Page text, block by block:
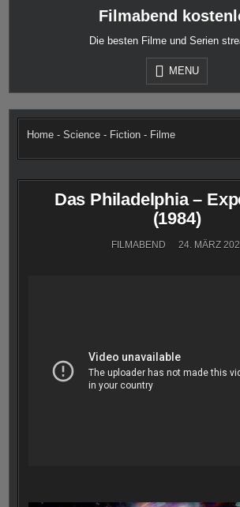
Filmabend
Die besten Filme und Serien
MENU
Home -Science - Fiction - Filme
Das Philadelphia –
(1984)
FILMABEND 24. MÄRZ